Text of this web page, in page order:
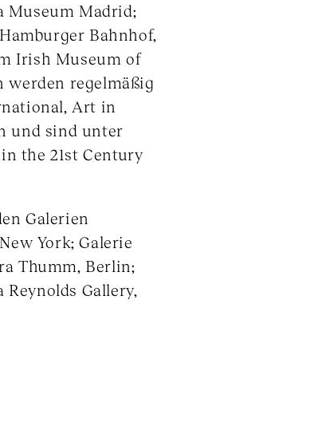
Museum Madrid;
Bahnhof,
Irish Museum of
werden regelmäßig
Art in
und sind unter
the 21st Century
Galerien
York; Galerie
Thumm, Berlin;
Gallery,